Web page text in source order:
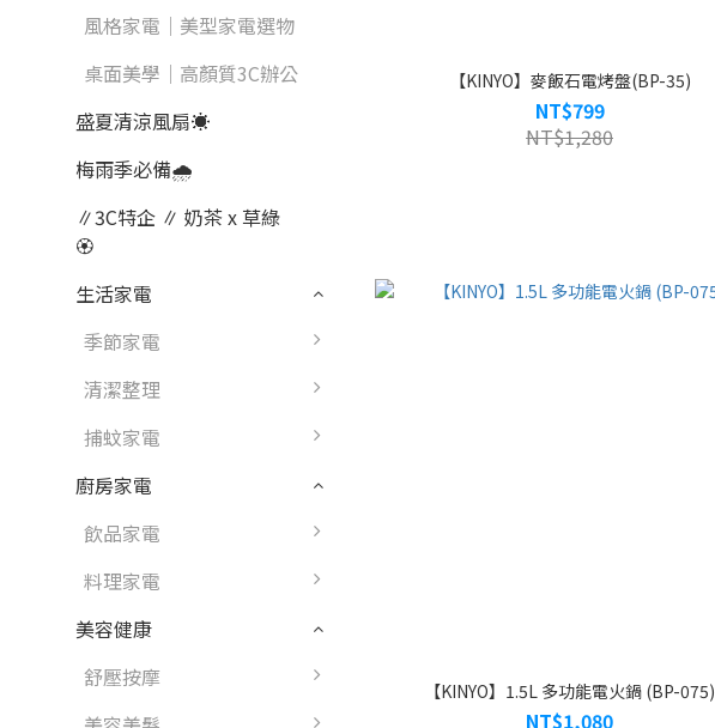
風格家電｜美型家電選物
桌面美學｜高顏質3C辦公
盛夏清涼風扇☀️
梅雨季必備🌧️
∥3C特企 ∥ 奶茶 x 草綠
🏵
生活家電
季節家電
清潔整理
捕蚊家電
廚房家電
飲品家電
料理家電
美容健康
舒壓按摩
【KINYO】麥飯石電烤盤(BP-35)
NT$799
NT$1,280
【KINYO】1.5L 多功能電火鍋 (BP-075)
NT$1,080